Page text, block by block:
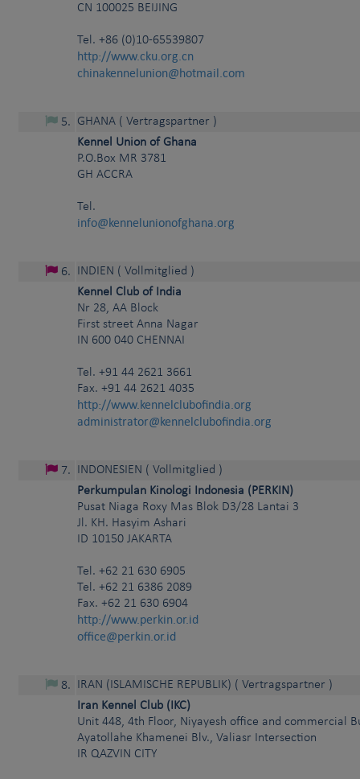
CN 100025 BEIJING
Tel. +86 (0)10-65539807
http://www.cku.org.cn
chinakennelunion@hotmail.com
5. GHANA ( Vertragspartner )
Kennel Union of Ghana
P.O.Box MR 3781
GH ACCRA
Tel.
info@kennelunionofghana.org
6. INDIEN ( Vollmitglied )
Kennel Club of India
Nr 28, AA Block
First street Anna Nagar
IN 600 040 CHENNAI
Tel. +91 44 2621 3661
Fax. +91 44 2621 4035
http://www.kennelclubofindia.org
administrator@kennelclubofindia.org
7. INDONESIEN ( Vollmitglied )
Perkumpulan Kinologi Indonesia (PERKIN)
Pusat Niaga Roxy Mas Blok D3/28 Lantai 3
Jl. KH. Hasyim Ashari
ID 10150 JAKARTA
Tel. +62 21 630 6905
Tel. +62 21 6386 2089
Fax. +62 21 630 6904
http://www.perkin.or.id
office@perkin.or.id
8. IRAN (ISLAMISCHE REPUBLIK) ( Vertragspartner )
Iran Kennel Club (IKC)
Unit 448, 4th Floor, Niyayesh office and commercial
Ayatollahe Khamenei Blv., Valiasr Intersection
IR QAZVIN CITY